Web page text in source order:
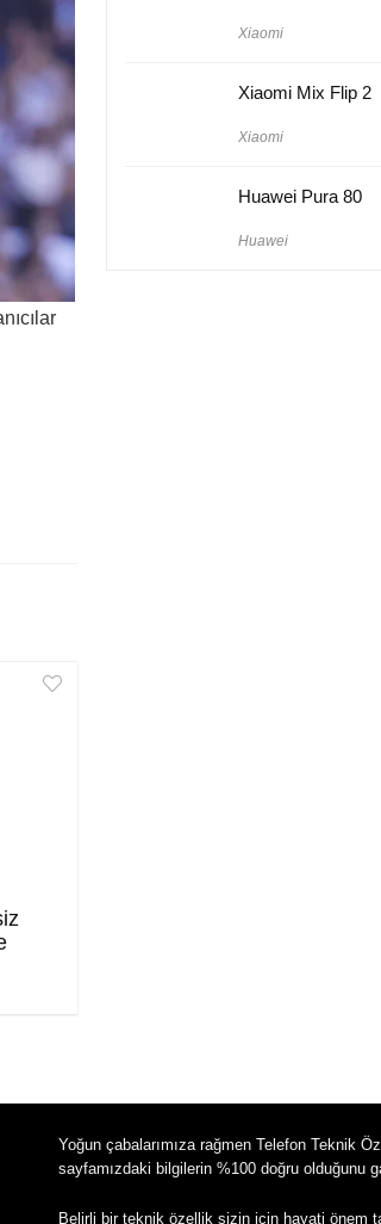
Xiaomi
Xiaomi Mix Flip 2
Xiaomi
Huawei Pura 80
Huawei
Yoğun çabalarımıza rağmen Telefon Teknik
sayfamızdaki bilgilerin %100 doğru olduğunu
Belirli bir teknik özellik sizin için hayati önem